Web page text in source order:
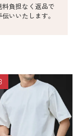
負担なく返品で
いいたします。